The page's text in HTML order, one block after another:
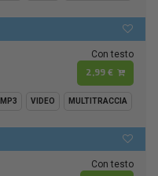
Con testo
2,99 €
MP3 VIDEO MULTITRACCIA
Con testo